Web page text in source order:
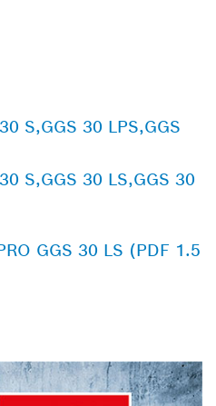
S,GGS 30 LPS,GGS
S,GGS 30 LS,GGS 30
GGS 30 LS (PDF 1.5